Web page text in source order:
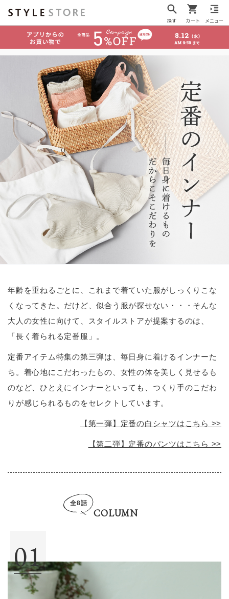
探す カート メニュー
年齢を重ねるごとに、これまで着ていた服がしっくりこな
くなってきた。だけど、似合う服が探せない・・・そんな
大人の女性に向けて、スタイルストアが提案するのは、
「長く着られる定番服」。
定番アイテム特集の第三弾は、毎日身に着けるインナーた
ち。着心地にこだわったもの、女性の体を美しく見せるも
のなど、ひとえにインナーといっても、つくり手のこだわ
りが感じられるものをセレクトしています。
【第一弾】定番の白シャツはこちら >>
【第二弾】定番のパンツはこちら >>
全8話
COLUMN
01